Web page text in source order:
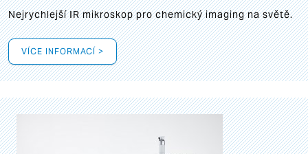
Nejrychlejší IR mikroskop pro chemický imaging na světě.
VÍCE INFORMACÍ >